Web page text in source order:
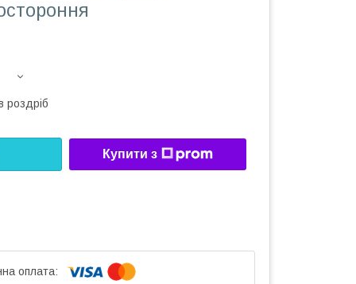
роздріб
Купити з